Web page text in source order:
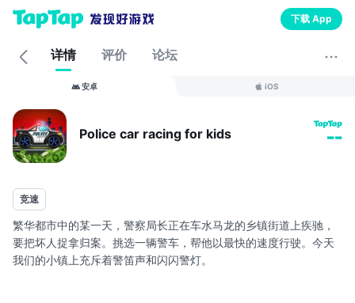
下载 App
详情 评价 论坛
安卓 iOS
Police car racing for kids --
竞速
繁华都市中的某一天，警察局长正在车水马龙的乡镇街道上疾驰，
要把坏人捉拿归案。挑选一辆警车，帮他以最快的速度行驶。今天
我们的小镇上充斥着警笛声和闪闪警灯。